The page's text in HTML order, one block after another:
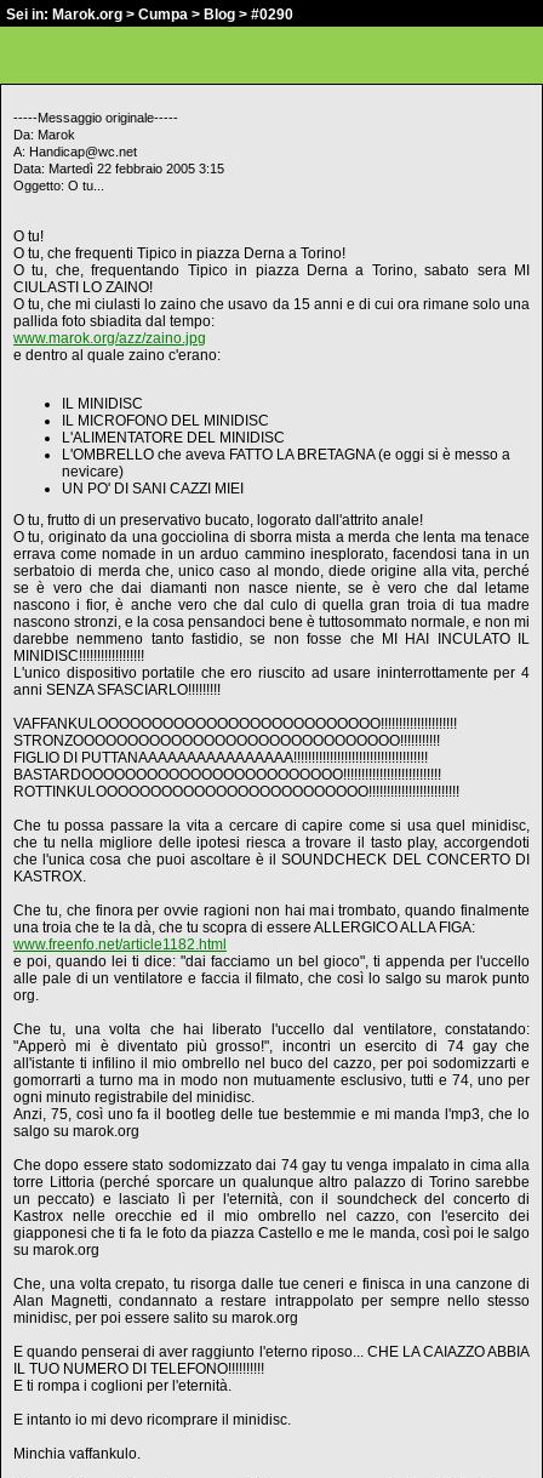
Sei in: Marok.org > Cumpa > Blog > #0290
-----Messaggio originale-----
Da: Marok
A: Handicap@wc.net
Data: Martedì 22 febbraio 2005 3:15
Oggetto: O tu...
O tu!
O tu, che frequenti Tipico in piazza Derna a Torino!
O tu, che, frequentando Tipico in piazza Derna a Torino, sabato sera MI
CIULASTI LO ZAINO!
O tu, che mi ciulasti lo zaino che usavo da 15 anni e di cui ora rimane solo una
pallida foto sbiadita dal tempo:
www.marok.org/azz/zaino.jpg
e dentro al quale zaino c'erano:
IL MINIDISC
IL MICROFONO DEL MINIDISC
L'ALIMENTATORE DEL MINIDISC
L'OMBRELLO che aveva FATTO LA BRETAGNA (e oggi si è messo a
nevicare)
UN PO' DI SANI CAZZI MIEI
O tu, frutto di un preservativo bucato, logorato dall'attrito anale!
O tu, originato da una gocciolina di sborra mista a merda che lenta ma tenace
errava come nomade in un arduo cammino inesplorato, facendosi tana in un
serbatoio di merda che, unico caso al mondo, diede origine alla vita, perché
se è vero che dai diamanti non nasce niente, se è vero che dal letame
nascono i fior, è anche vero che dal culo di quella gran troia di tua madre
nascono stronzi, e la cosa pensandoci bene è tuttosommato normale, e non mi
darebbe nemmeno tanto fastidio, se non fosse che MI HAI INCULATO IL
MINIDISC!!!!!!!!!!!!!!!!!!
L'unico dispositivo portatile che ero riuscito ad usare ininterrottamente per 4
anni SENZA SFASCIARLO!!!!!!!!!
VAFFANKULOOOOOOOOOOOOOOOOOOOOOOOOOO!!!!!!!!!!!!!!!!!!!!!
STRONZOOOOOOOOOOOOOOOOOOOOOOOOOOOOOO!!!!!!!!!!!
FIGLIO DI PUTTANAAAAAAAAAAAAAAAA!!!!!!!!!!!!!!!!!!!!!!!!!!!!!!!!!!!!!
BASTARDOOOOOOOOOOOOOOOOOOOOOOOO!!!!!!!!!!!!!!!!!!!!!!!!!!!
ROTTINKULOOOOOOOOOOOOOOOOOOOOOOOOO!!!!!!!!!!!!!!!!!!!!!!!!!
Che tu possa passare la vita a cercare di capire come si usa quel minidisc,
che tu nella migliore delle ipotesi riesca a trovare il tasto play, accorgendoti
che l'unica cosa che puoi ascoltare è il SOUNDCHECK DEL CONCERTO DI
KASTROX.
Che tu, che finora per ovvie ragioni non hai mai trombato, quando finalmente
una troia che te la dà, che tu scopra di essere ALLERGICO ALLA FIGA:
www.freenfo.net/article1182.html
e poi, quando lei ti dice: "dai facciamo un bel gioco", ti appenda per l'uccello
alle pale di un ventilatore e faccia il filmato, che così lo salgo su marok punto
org.
Che tu, una volta che hai liberato l'uccello dal ventilatore, constatando:
"Apperò mi è diventato più grosso!", incontri un esercito di 74 gay che
all'istante ti infilino il mio ombrello nel buco del cazzo, per poi sodomizzarti e
gomorrarti a turno ma in modo non mutuamente esclusivo, tutti e 74, uno per
ogni minuto registrabile del minidisc.
Anzi, 75, così uno fa il bootleg delle tue bestemmie e mi manda l'mp3, che lo
salgo su marok.org
Che dopo essere stato sodomizzato dai 74 gay tu venga impalato in cima alla
torre Littoria (perché sporcare un qualunque altro palazzo di Torino sarebbe
un peccato) e lasciato lì per l'eternità, con il soundcheck del concerto di
Kastrox nelle orecchie ed il mio ombrello nel cazzo, con l'esercito dei
giapponesi che ti fa le foto da piazza Castello e me le manda, così poi le salgo
su marok.org
Che, una volta crepato, tu risorga dalle tue ceneri e finisca in una canzone di
Alan Magnetti, condannato a restare intrappolato per sempre nello stesso
minidisc, per poi essere salito su marok.org
E quando penserai di aver raggiunto l'eterno riposo... CHE LA CAIAZZO ABBIA
IL TUO NUMERO DI TELEFONO!!!!!!!!!!
E ti rompa i coglioni per l'eternità.
E intanto io mi devo ricomprare il minidisc.
Minchia vaffankulo.